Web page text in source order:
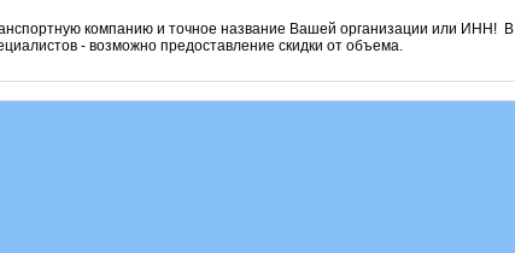
компанию и точное название Вашей организации или ИНН! В
- возможно предоставление скидки от объема.